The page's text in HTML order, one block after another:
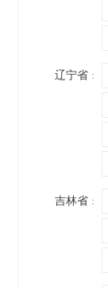
辽宁省 ：
吉林省 ：